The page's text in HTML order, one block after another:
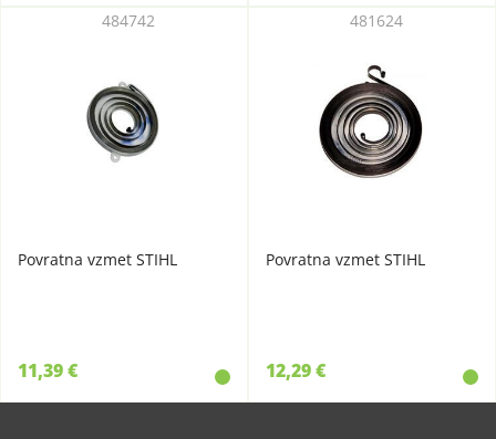
Povratna vzmet STIHL
484742
11,39 €
Povratna vzmet STIHL
481624
12,29 €